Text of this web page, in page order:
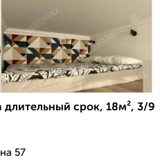
длительный срок, 18м², 3/9
57